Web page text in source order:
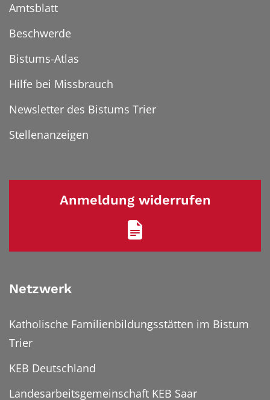
Amtsblatt
Beschwerde
Bistums-Atlas
Hilfe bei Missbrauch
Newsletter des Bistums Trier
Stellenanzeigen
Anmeldung widerrufen
Netzwerk
Katholische Familienbildungsstätten im Bistum
Trier
KEB Deutschland
Landesarbeitsgemeinschaft KEB Saar